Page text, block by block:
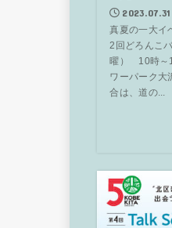
2023.07.31
真夏の一大イ
2回どろんこ
曜） 10時～
ワーパーク
合は、道の...